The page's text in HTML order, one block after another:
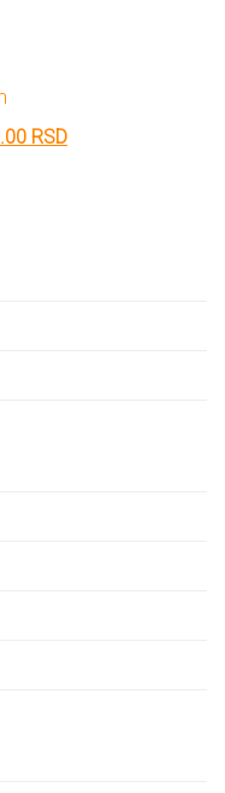
RSDTrenutna